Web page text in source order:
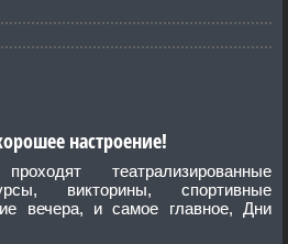
настроение!
вечера, и самое главное, Дни